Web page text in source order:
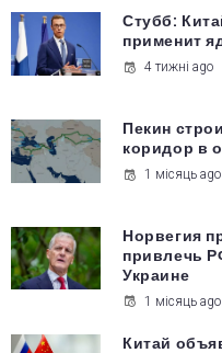
Стубб:
применит
4 тижні ago
Пекин
коридор в
1 місяць ago
Норвегия
привлечь
Украине
1 місяць ago
Китай